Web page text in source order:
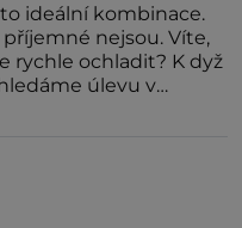
ideální kombinace.
nejsou. Víte,
rychle ochladit? K dyž
úlevu v